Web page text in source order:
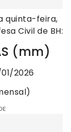
quinta-feira,
Civil de BH:
(mm)
2026